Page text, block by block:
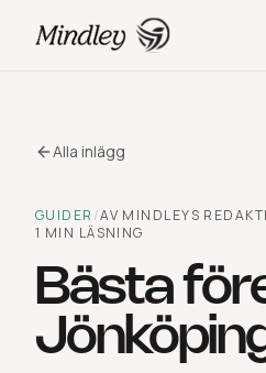
Alla inlägg
GUIDER /AV MINDLEYS
1 MIN LÄSNING
Bästa